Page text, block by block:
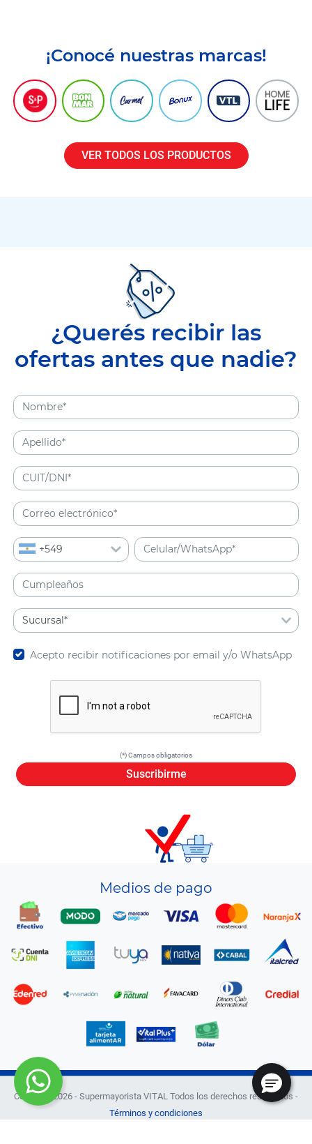
¡Conocé nuestras marcas!
VER TODOS LOS PRODUCTOS
¿Querés recibir las
ofertas antes que nadie?
Acepto recibir notificaciones por email y/o WhatsApp
(*) Campos obligatorios
Suscribirme
Medios de pago
Copyright 2026 - Supermayorista VITAL Todos los derechos reservados -
Términos y condiciones